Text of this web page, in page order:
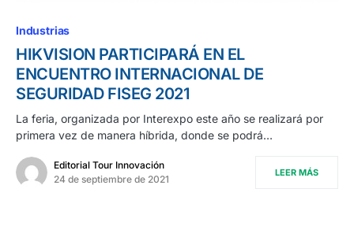
Industrias
HIKVISION PARTICIPARÁ EN EL
ENCUENTRO INTERNACIONAL DE
SEGURIDAD FISEG 2021
La feria, organizada por Interexpo este año se realizará por
primera vez de manera híbrida, donde se podrá…
Editorial Tour Innovación
24 de septiembre de 2021
LEER MÁS